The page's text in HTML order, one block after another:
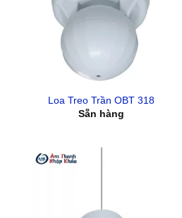
Loa Treo Trần OBT 318
Sẵn hàng